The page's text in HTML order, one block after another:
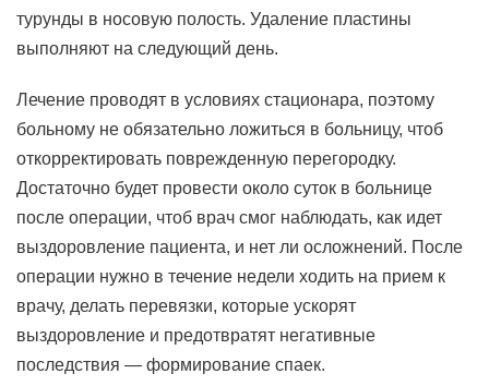
турунды в носовую полость. Удаление пластины
выполняют на следующий день.
Лечение проводят в условиях стационара, поэтому
больному не обязательно ложиться в больницу, чтоб
откорректировать поврежденную перегородку.
Достаточно будет провести около суток в больнице
после операции, чтоб врач смог наблюдать, как идет
выздоровление пациента, и нет ли осложнений. После
операции нужно в течение недели ходить на прием к
врачу, делать перевязки, которые ускорят
выздоровление и предотвратят негативные
последствия — формирование спаек.